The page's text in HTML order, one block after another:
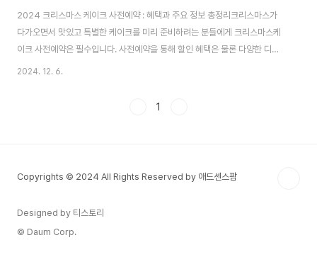
2024 크리스마스 케이크 사전예약 : 혜택과 주요 정보 총정리크리스마스가
다가오면서 맛있고 특별한 케이크를 미리 준비하려는 분들에게 크리스마스케
이크 사전예약은 필수입니다. 사전예약을 통해 할인 혜택은 물론 다양한 디자
인의 케이크를 빠르게 확보할 수 있습니다. 이번 글에서는 2024년 크리스마
을 안내합니다. 1. 크리스마스 케이크 사전예약의 장점① 할인 혜택많은 브랜
2024. 12. 6.
1
Copyrights © 2024 All Rights Reserved by 애드센스팜
Designed by 티스토리
© Daum Corp.